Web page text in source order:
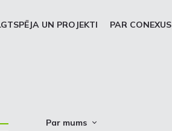
UN PROJEKTI PAR CONEXUS
Par mums